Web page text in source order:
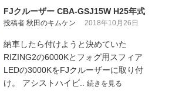
FJクルーザー CBA-GSJ15W H25年式
投稿者 秋田のキムケン 2018年10月26日
納車したら付けようと決めていた
RIZING2の6000Kとフォグ用スフィア
LEDの3000KをFJクルーザーに取り付
け。 アシストハイビ.. 続きを見る